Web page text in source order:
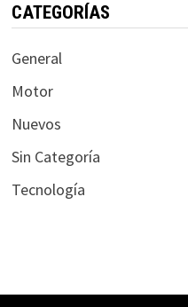
CATEGORÍAS
General
Motor
Nuevos
Sin Categoría
Tecnología